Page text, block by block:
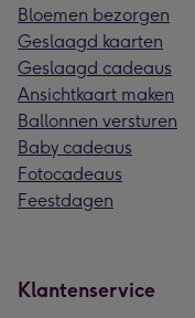
Bloemen bezorgen
Geslaagd kaarten
Geslaagd cadeaus
Ansichtkaart maken
Ballonnen versturen
Baby cadeaus
Fotocadeaus
Feestdagen
Klantenservice